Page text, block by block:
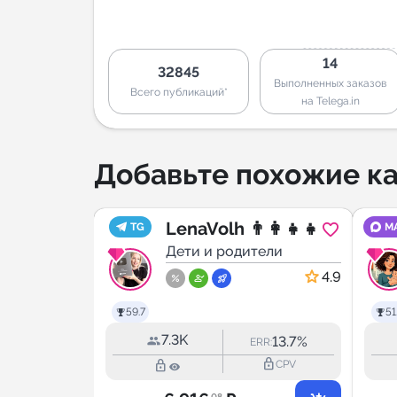
32845
Всего публикаций*
14
Выполненных заказов
на Telega.in
Добавьте похожие
TG
59.7
LenaVolh 👨‍👩‍👧‍👧
Дети и родители
4.9
7.3K ERR:13.7%
lock_outline lock_outlineCPV